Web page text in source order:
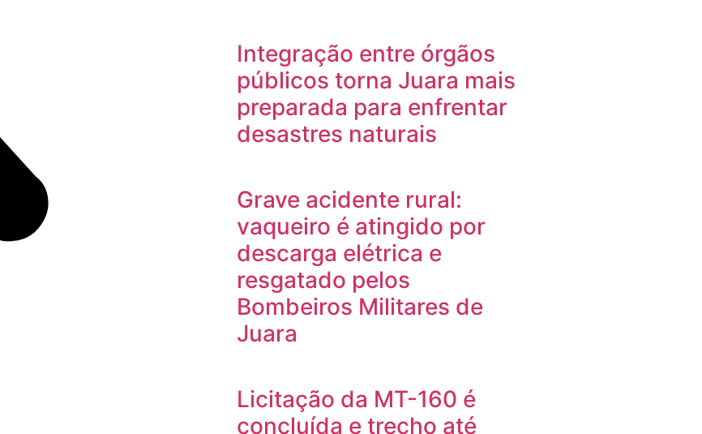
Integração entre órgãos
públicos torna Juara mais
preparada para enfrentar
desastres naturais
Grave acidente rural:
vaqueiro é atingido por
descarga elétrica e
resgatado pelos
Bombeiros Militares de
Juara
Licitação da MT-160 é
concluída e trecho até